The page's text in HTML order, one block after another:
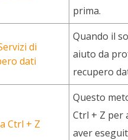
prima.
di
dati
Quando il
aiuto da
recupero
Ctrl + Z
Questo
Ctrl + Z per
aver